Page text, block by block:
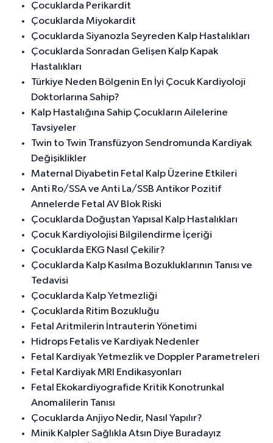
Çocuklarda Perikardit
Çocuklarda Miyokardit
Çocuklarda Siyanozla Seyreden Kalp Hastalıkları
Çocuklarda Sonradan Gelişen Kalp Kapak
Hastalıkları
Türkiye Neden Bölgenin En İyi Çocuk Kardiyoloji
Doktorlarına Sahip?
Kalp Hastalığına Sahip Çocukların Ailelerine
Tavsiyeler
Twin to Twin Transfüzyon Sendromunda Kardiyak
Değişiklikler
Maternal Diyabetin Fetal Kalp Üzerine Etkileri
Anti Ro/SSA ve Anti La/SSB Antikor Pozitif
Annelerde Fetal AV Blok Riski
Çocuklarda Doğuştan Yapısal Kalp Hastalıkları
Çocuk Kardiyolojisi Bilgilendirme İçeriği
Çocuklarda EKG Nasıl Çekilir?
Çocuklarda Kalp Kasılma Bozukluklarının Tanısı ve
Tedavisi
Çocuklarda Kalp Yetmezliği
Çocuklarda Ritim Bozukluğu
Fetal Aritmilerin İntrauterin Yönetimi
Hidrops Fetalis ve Kardiyak Nedenler
Fetal Kardiyak Yetmezlik ve Doppler Parametreleri
Fetal Kardiyak MRI Endikasyonları
Fetal Ekokardiyografide Kritik Konotrunkal
Anomalilerin Tanısı
Çocuklarda Anjiyo Nedir, Nasıl Yapılır?
Minik Kalpler Sağlıkla Atsın Diye Buradayız